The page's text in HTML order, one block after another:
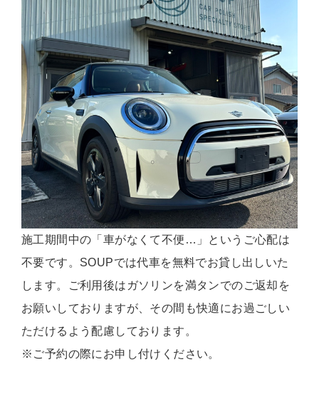
施工期間中の「車がなくて不便…」というご心配は
不要です。SOUPでは代車を無料でお貸し出しいた
します。ご利用後はガソリンを満タンでのご返却を
お願いしておりますが、その間も快適にお過ごしい
ただけるよう配慮しております。
※ご予約の際にお申し付けください。